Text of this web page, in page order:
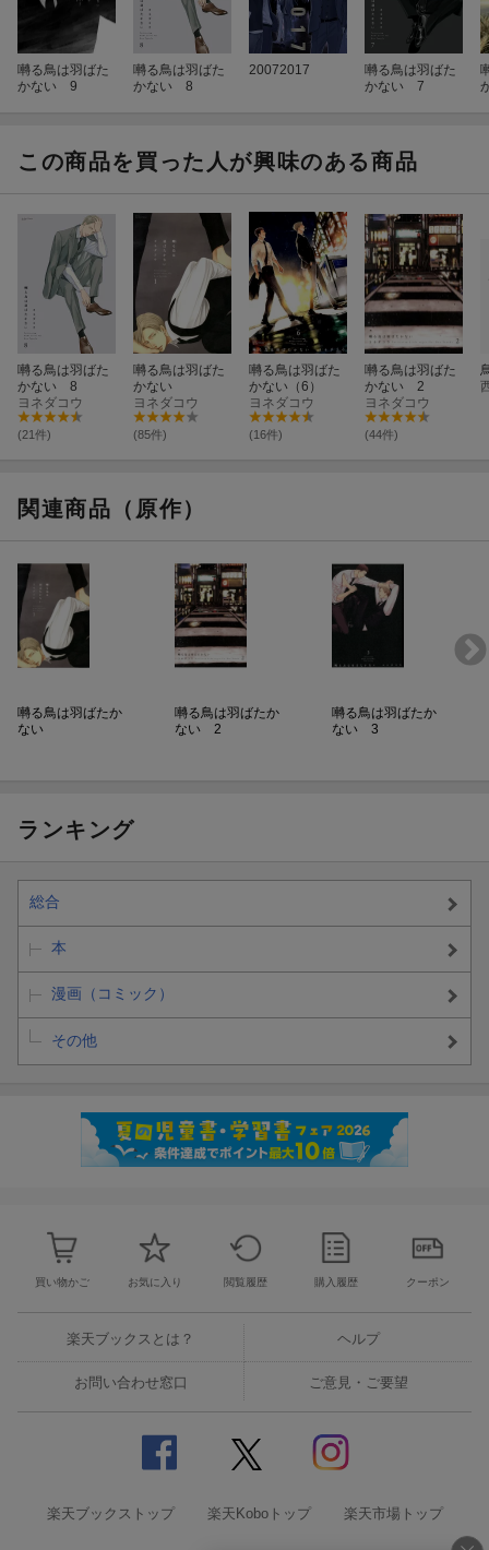
囀る鳥は羽ばた
かない 9
囀る鳥は羽ばた
かない 8
20072017
囀る鳥は羽ばた
かない 7
この商品を買った人が興味のある商品
囀る鳥は羽ばた
かない 8
ヨネダコウ
(21件)
囀る鳥は羽ばた
かない
ヨネダコウ
(85件)
囀る鳥は羽ばた
かない（6）
ヨネダコウ
(16件)
囀る鳥は羽ばた
かない 2
ヨネダコウ
(44件)
関連商品（原作）
囀る鳥は羽ばたか
ない
囀る鳥は羽ばたか
ない 2
囀る鳥は羽ばたか
ない 3
ランキング
総合
本
漫画（コミック）
その他
買い物かご お気に入り 閲覧履歴 購入履歴 クーポン
楽天ブックスとは？ ヘルプ
お問い合わせ窓口 ご意見・ご要望
楽天ブックストップ 楽天Koboトップ 楽天市場トップ